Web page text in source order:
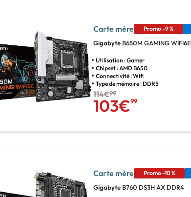
Carte mère Promo -9 %
Gigabyte B650M GAMING WIFI6E
Utilisation : Gamer
Chipset : AMD B650
Connectivité : Wifi
Type de mémoire : DDR5
114€99
103€99
Carte mère Promo -10 %
Gigabyte B760 DS3H AX DDR4